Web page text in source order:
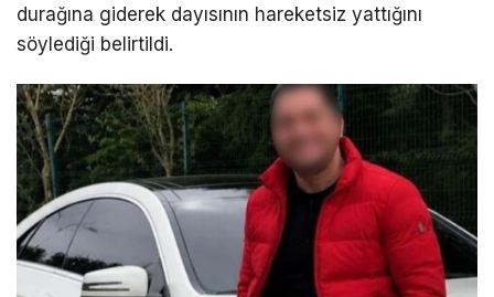
durağına giderek dayısının hareketsiz yattığını
söylediği belirtildi.